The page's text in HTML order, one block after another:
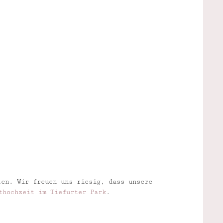
Wir freuen uns riesig, dass unsere
im Tiefurter Park.